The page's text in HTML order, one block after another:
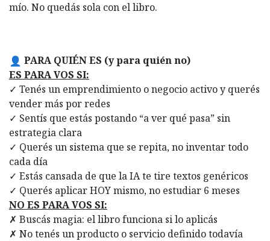
mío. No quedás sola con el libro.
PARA QUIÉN ES (y para quién no)
ES PARA VOS SI:
✓ Tenés un emprendimiento o negocio activo y querés
vender más por redes
✓ Sentís que estás postando “a ver qué pasa” sin
estrategia clara
✓ Querés un sistema que se repita, no inventar todo
cada día
✓ Estás cansada de que la IA te tire textos genéricos
✓ Querés aplicar HOY mismo, no estudiar 6 meses
NO ES PARA VOS SI:
✗ Buscás magia: el libro funciona si lo aplicás
✗ No tenés un producto o servicio definido todavía